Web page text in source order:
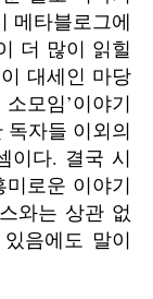
메타블로그에
더 많이 읽힐
대세인 마당
모임’이야기
독자들 이외의
이다. 결국 시
로운 이야기
와는 상관 없
음에도 말이